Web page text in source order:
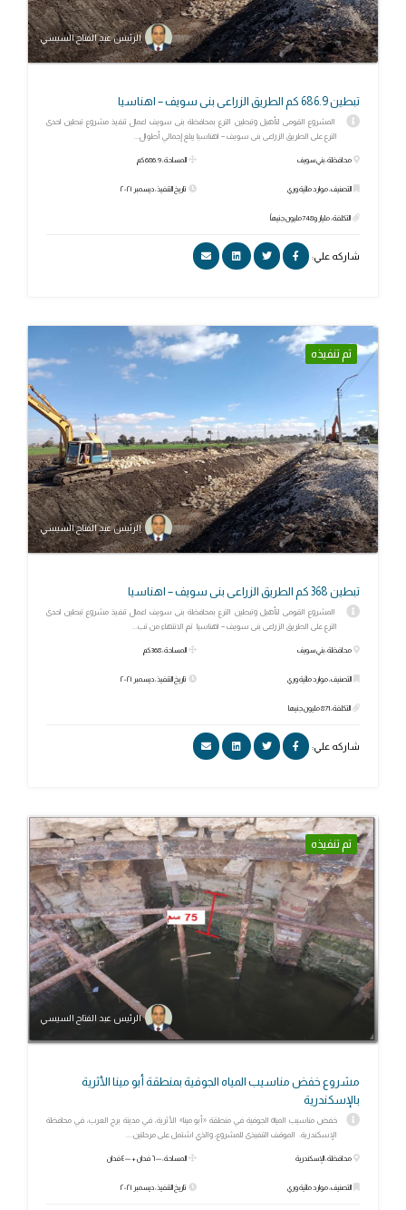
الرئيس عبد الفتاح السيسي
تبطين 686.9 كم الطريق الزراعى بنى سويف – اهناسيا
المشروع القومى لتأهيل وتبطين الترع بمحافظة بنى سويف اعمال تنفيذ مشروع تبطين احدى
الترع على الطريق الزراعى بنى سويف – اهناسيا يبلغ إجمالي أطوال...
محافظة: بني سويف
التصنيف: موارد مائية وري
التكلفة: مليار و748مليون جنيهاً
المساحة: 686.9 كم
تاريخ التنفيذ: ديسمبر ٢٠٢١
شاركه علي:
تم تنفيذه
الرئيس عبد الفتاح السيسي
تبطين 368 كم الطريق الزراعى بنى سويف – اهناسيا
المشروع القومى لتأهيل وتبطين الترع بمحافظة بنى سويف اعمال تنفيذ مشروع تبطين احدى
الترع على الطريق الزراعى بنى سويف – اهناسيا تم الانتهاء من تب...
محافظة: بني سويف
التصنيف: موارد مائية وري
التكلفة: 871 مليون جنيها
المساحة: 368 كم
تاريخ التنفيذ: ديسمبر ٢٠٢١
شاركه علي:
تم تنفيذه
الرئيس عبد الفتاح السيسي
مشروع خفض مناسيب المياه الجوفية بمنطقة أبو مينا الأثرية
بالإسكندرية
خفض مناسيب المياه الجوفية في منطقة «أبو مينا» الأثرية، في مدينة برج العرب، في محافظة
الإسكندرية. الموقف التنفيذى للمشروع، والذي اشتمل على مرحلتين....
محافظة: الإسكندرية
التصنيف: موارد مائية وري
المساحة: ٦٠٠٠ فدان + ٤٠٠٠ فدان
تاريخ التنفيذ: ديسمبر ٢٠٢١